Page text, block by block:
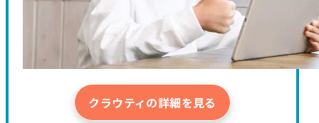
クラウティの詳細を見る